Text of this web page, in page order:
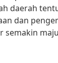
daerah
dan
semakin